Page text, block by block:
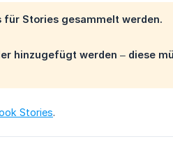
Stories gesammelt werden.
hinzugefügt werden – diese
Stories.